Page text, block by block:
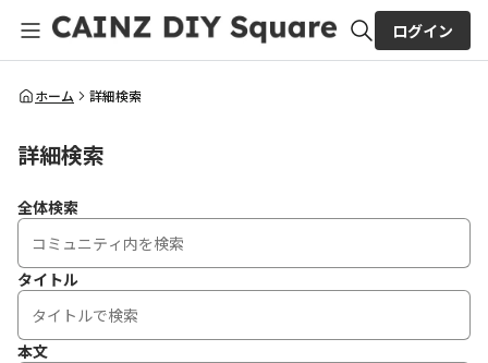
全体検索
ログイン
ホーム 詳細検索
詳細検索
全体検索
タイトル
本文